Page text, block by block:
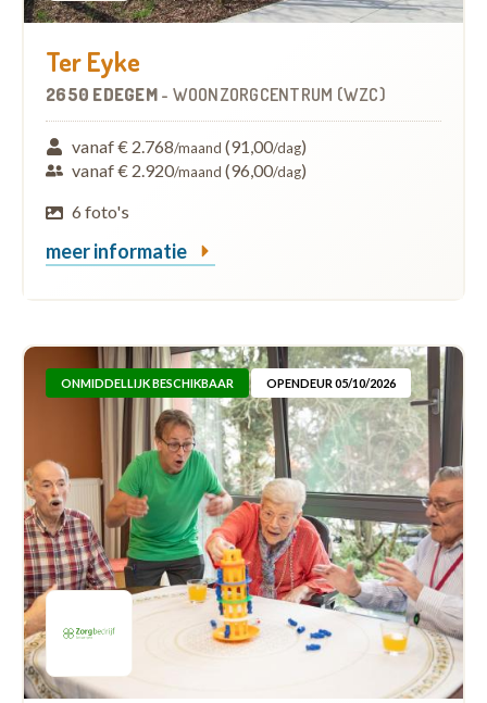
Ter Eyke
2650 EDEGEM - WOONZORGCENTRUM (WZC)
vanaf € 2.768/maand (91,00/dag)
vanaf € 2.920/maand (96,00/dag)
6 foto's
meer informatie
ONMIDDELLIJK BESCHIKBAAR OPENDEUR 05/10/2026